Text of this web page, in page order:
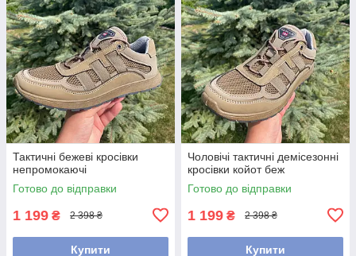
Тактичні бежеві кросівки
непромокаючі
Готово до відправки
1 199 ₴ 2 398 ₴
Купити
Чоловічі тактичні демісезонні
кросівки койот беж
Готово до відправки
1 199 ₴ 2 398 ₴
Купити